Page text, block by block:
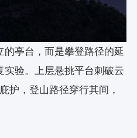
亭台，而是攀登路径的延
验。上层悬挑平台刺破云
护，登山路径穿行其间，